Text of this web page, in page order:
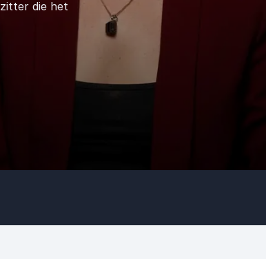
die het